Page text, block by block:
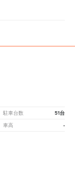
駐車台数 51台
車高 -